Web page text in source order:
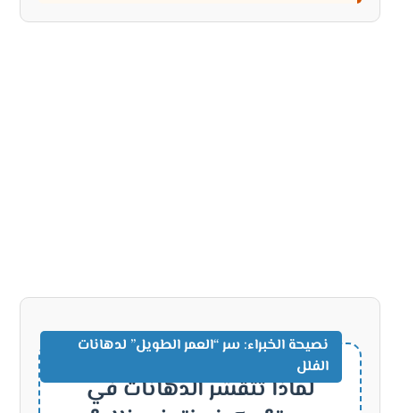
نصيحة الخبراء: سر “العمر الطويل” لدهانات
الفلل
لماذا تتقشر الدهانات في